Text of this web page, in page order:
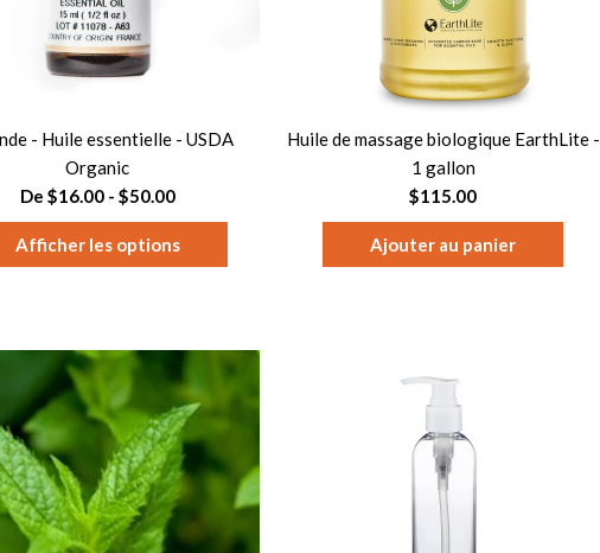
- Huile essentielle - USDA
Organic
De $16.00 - $50.00
Afficher les options
Huile de massage biologique EarthLite -
1 gallon
$115.00